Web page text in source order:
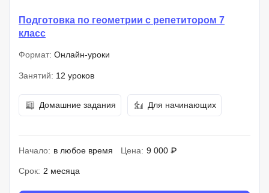
Подготовка по геометрии с репетитором 7
класс
Формат: Онлайн-уроки
Занятий: 12 уроков
Домашние задания Для начинающих
Начало: в любое время Цена: 9 000 ₽
Срок: 2 месяца